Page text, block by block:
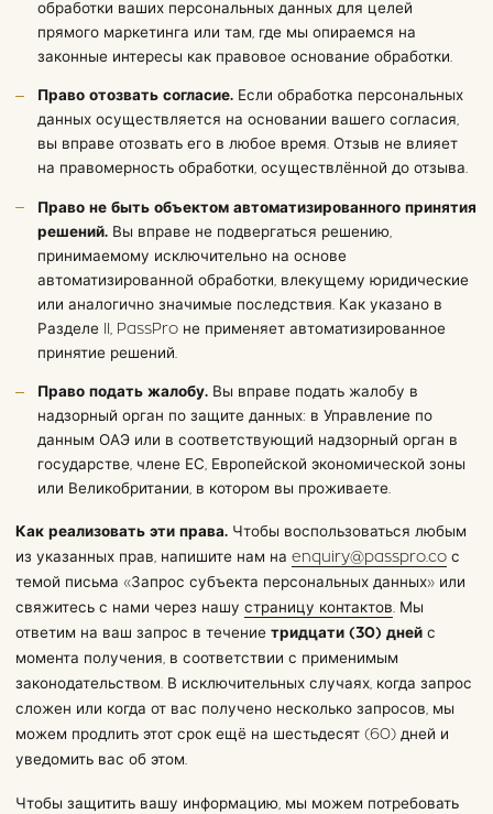
обработки ваших персональных данных для целей
прямого маркетинга или там, где мы опираемся на
законные интересы как правовое основание обработки.
Право отозвать согласие.Если обработка персональных
данных осуществляется на основании вашего согласия,
вы вправе отозвать его в любое время. Отзыв не влияет
на правомерность обработки, осуществлённой до отзыва.
Право не быть объектом автоматизированного принятия
решений.Вы вправе не подвергаться решению,
принимаемому исключительно на основе
автоматизированной обработки, влекущему юридические
или аналогично значимые последствия. Как указано в
Разделе II, PassPro не применяет автоматизированное
принятие решений.
Право подать жалобу.Вы вправе подать жалобу в
надзорный орган по защите данных: в Управление по
данным ОАЭ или в соответствующий надзорный орган в
государстве, члене ЕС, Европейской экономической зоны
или Великобритании, в котором вы проживаете.
Как реализовать эти права.Чтобы воспользоваться любым
из указанных прав, напишите нам на enquiry@passpro.coс
темой письма «Запрос субъекта персональных данных» или
свяжитесь с нами через нашу страницу контактов. Мы
ответим на ваш запрос в течение тридцати (30) днейс
момента получения, в соответствии с применимым
законодательством. В исключительных случаях, когда запрос
сложен или когда от вас получено несколько запросов, мы
можем продлить этот срок ещё на шестьдесят (60) дней и
уведомить вас об этом.
Чтобы защитить вашу информацию, мы можем потребовать